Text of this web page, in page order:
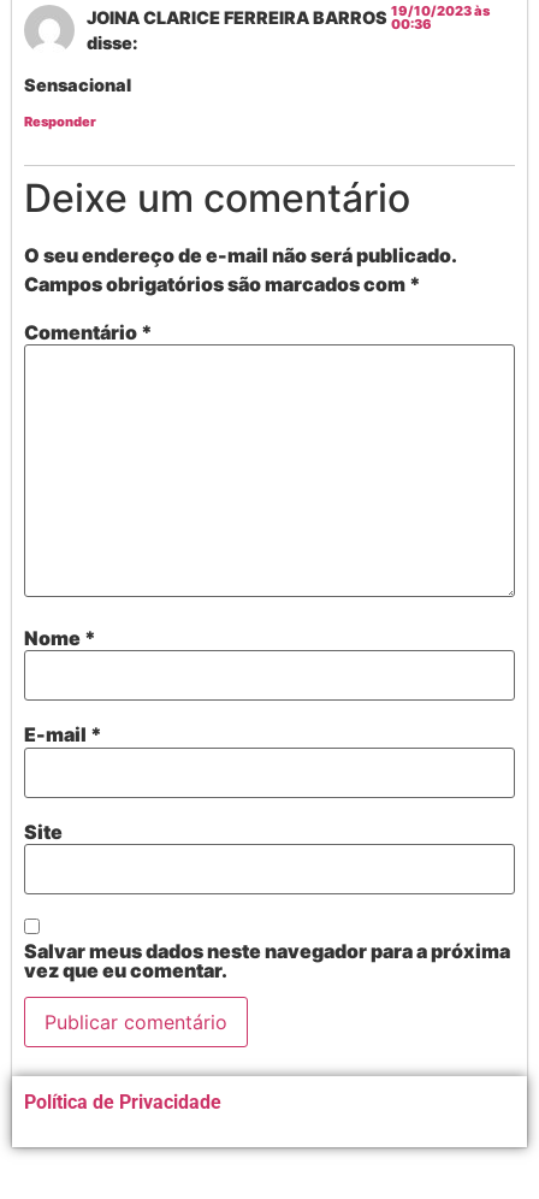
JOINA CLARICE FERREIRA BARROS
disse:
19/10/2023 às
00:36
Sensacional
Responder
Deixe um comentário
O seu endereço de e-mail não será publicado.
Campos obrigatórios são marcados com *
Comentário *
Nome *
E-mail *
Site
Salvar meus dados neste navegador para a próxima
vez que eu comentar.
Alternative:
Política de Privacidade